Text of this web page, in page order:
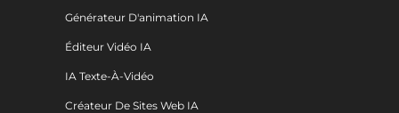
Générateur D'animation IA
Éditeur Vidéo IA
IA Texte-À-Vidéo
Créateur De Sites Web IA